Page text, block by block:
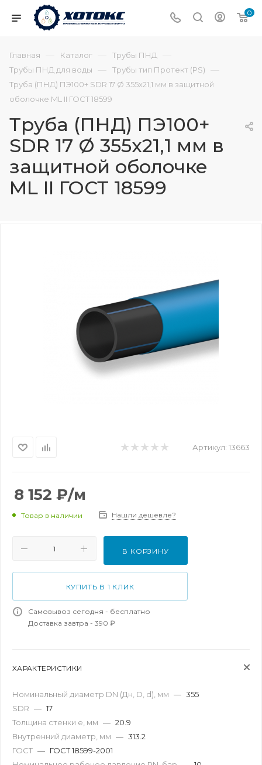
0
Главная — Каталог — Трубы ПНД —
Трубы ПНД для воды — Трубы тип Протект (PS) —
Труба (ПНД) ПЭ100+ SDR 17 Ø 355х21,1 мм в защитной
оболочке ML II ГОСТ 18599
Труба (ПНД) ПЭ100+
SDR 17 Ø 355х21,1 мм в
защитной оболочке
ML II ГОСТ 18599
Артикул: 13663
8 152 ₽/м
Товар в наличии Нашли дешевле?
В КОРЗИНУ
КУПИТЬ В 1 КЛИК
Самовывоз сегодня - бесплатно
Доставка завтра - 390 ₽
ХАРАКТЕРИСТИКИ
Номинальный диаметр DN (Дн, D, d), мм — 355
SDR — 17
Толщина стенки e, мм — 20.9
Внутренний диаметр, мм — 313.2
ГОСТ — ГОСТ 18599-2001